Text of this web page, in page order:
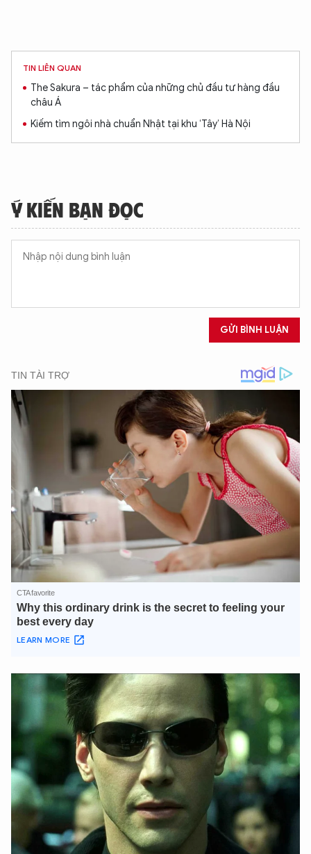
TIN LIÊN QUAN
The Sakura – tác phẩm của những chủ đầu tư hàng đầu
châu Á
Kiếm tìm ngôi nhà chuẩn Nhật tại khu ‘Tây’ Hà Nội
Ý KIẾN BẠN ĐỌC
GỬI BÌNH LUẬN